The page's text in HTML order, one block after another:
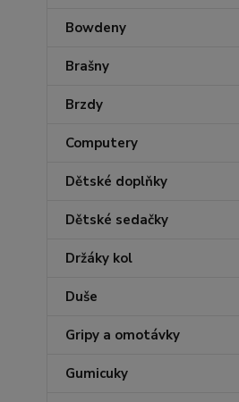
Bowdeny
Brašny
Brzdy
Computery
Dětské doplňky
Dětské sedačky
Držáky kol
Duše
Gripy a omotávky
Gumicuky